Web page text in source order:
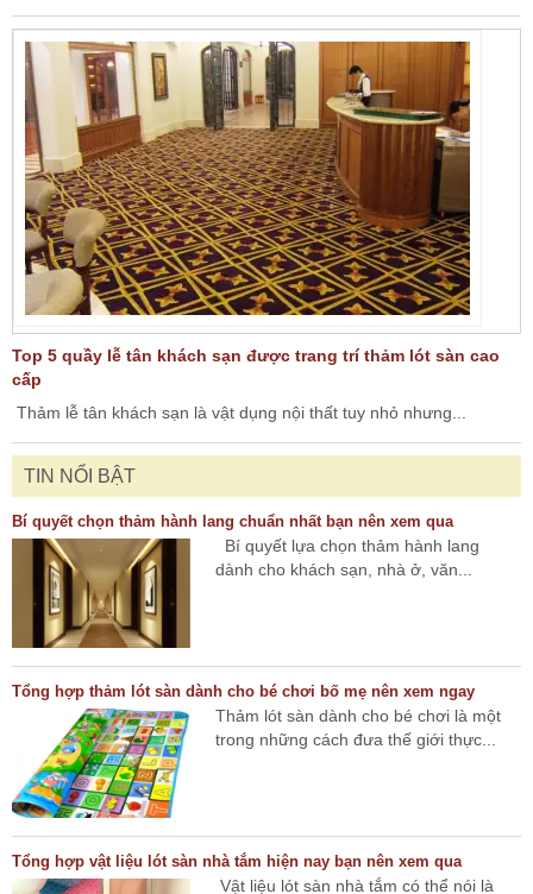
Top 5 quầy lễ tân khách sạn được trang trí thảm lót sàn cao
cấp
Thảm lễ tân khách sạn là vật dụng nội thất tuy nhỏ nhưng...
TIN NỔI BẬT
Bí quyết chọn thảm hành lang chuẩn nhất bạn nên xem qua
Bí quyết lựa chọn thảm hành lang
dành cho khách sạn, nhà ở, văn...
Tổng hợp thảm lót sàn dành cho bé chơi bố mẹ nên xem ngay
Thảm lót sàn dành cho bé chơi là một
trong những cách đưa thế giới thực...
Tổng hợp vật liệu lót sàn nhà tắm hiện nay bạn nên xem qua
Vật liệu lót sàn nhà tắm có thể nói là